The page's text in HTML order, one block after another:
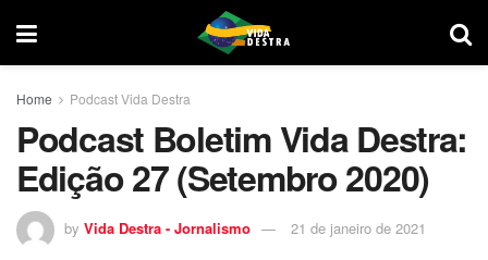
Home Podcast Vida Destra
Podcast Boletim Vida Destra:
Edição 27 (Setembro 2020)
by Vida Destra - Jornalismo 21 de janeiro de 2021